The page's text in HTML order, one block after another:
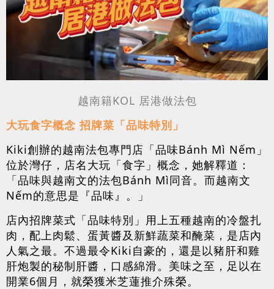
越南籍KOL 居港做法包
大玩食字概念 招牌菜「品味特別」
Kiki創辦的越南法包專門店「品味Bánh Mì Nếm」
位於灣仔，店名大玩「食字」概念，她解釋道：
「品味與越南文的法包Bánh Mì同音。而越南文
Nếm的意思是『品味』。」
店內招牌菜式「品味特別」用上五種越南的冷盤扎
肉，配上肉鬆、蛋黃醬及新鮮蔬菜和醃菜，是店內
人氣之最。不過最令Kiki自豪的，還是以豬肝和雞
肝炮製的秘制肝醬，口感綿滑。美味之至，足以在
開業6個月，就榮獲米芝蓮推介殊榮。